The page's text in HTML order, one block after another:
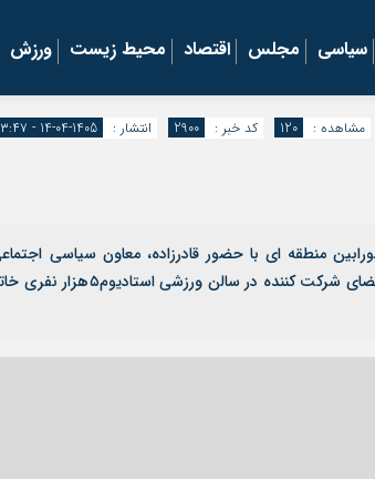
سیاسی مجلس اقتصاد محیط زیست ورزش
انتشار : 1405-04-14 - ۱۳:۴۷ کد خبر : 2900 مشاهده : 120
۲ بهمن ماه ۱۴۰۴ اختتامیه مسابقات جورابین منطقه ای با حضور قادرزاده، معاون سیاسی
فرمانداری، رئیس اداره ورزش و جوانان، رئیس و اعضای شورای اسلامی و اعضای شرکت کننده در سالن ورزشی